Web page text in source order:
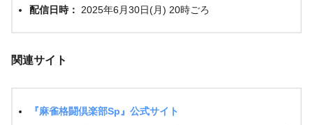
配信日時： 2025年6月30日(月) 20時ごろ
関連サイト
『麻雀格闘倶楽部Sp』公式サイト